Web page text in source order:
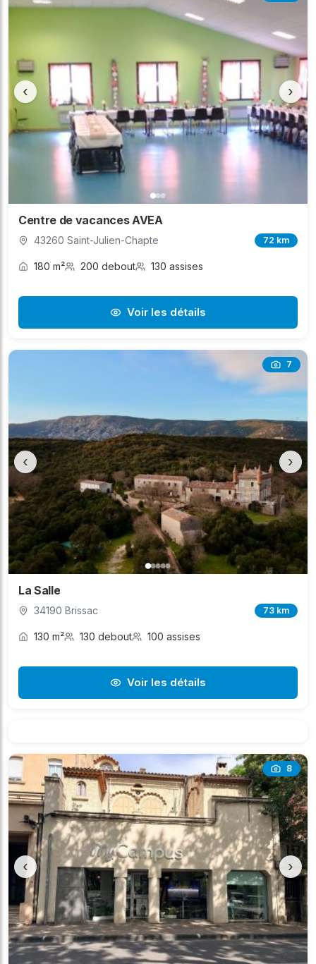
‹ ›
Centre de vacances AVEA
43260 Saint-Julien-Chapte 72 km
180 m² 200 debout 130 assises
Voir les détails
7
‹ ›
La Salle
34190 Brissac 73 km
130 m² 130 debout 100 assises
Voir les détails
8
‹ ›